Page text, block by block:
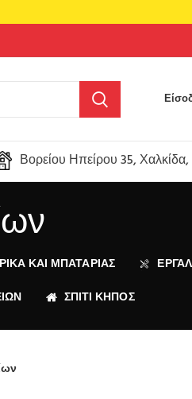
Βορείου Ηπείρου 35,
ΚΑΙ ΜΠΑΤΑΡΊΑΣ
ΣΠΙΤΙ ΚΗΠΟΣ